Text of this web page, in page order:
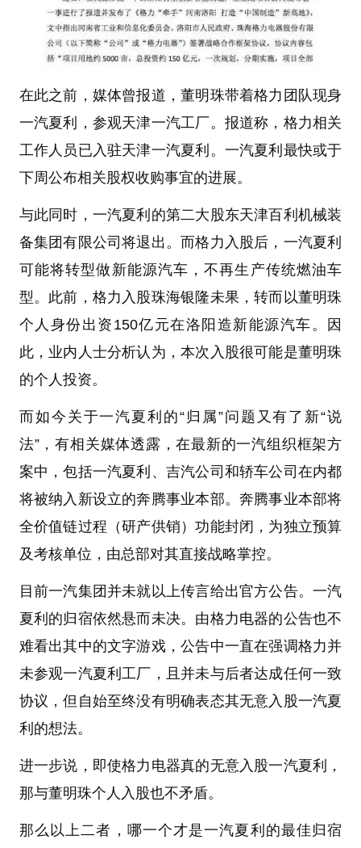
在此之前，媒体曾报道，董明珠带着格力团队现身
一汽夏利，参观天津一汽工厂。报道称，格力相关
工作人员已入驻天津一汽夏利。一汽夏利最快或于
下周公布相关股权收购事宜的进展。
与此同时，一汽夏利的第二大股东天津百利机械装
备集团有限公司将退出。而格力入股后，一汽夏利
可能将转型做新能源汽车，不再生产传统燃油车
型。此前，格力入股珠海银隆未果，转而以董明珠
个人身份出资150亿元在洛阳造新能源汽车。因
此，业内人士分析认为，本次入股很可能是董明珠
的个人投资。
而如今关于一汽夏利的“归属”问题又有了新“说
法”，有相关媒体透露，在最新的一汽组织框架方
案中，包括一汽夏利、吉汽公司和轿车公司在内都
将被纳入新设立的奔腾事业本部。奔腾事业本部将
全价值链过程（研产供销）功能封闭，为独立预算
及考核单位，由总部对其直接战略掌控。
目前一汽集团并未就以上传言给出官方公告。一汽
夏利的归宿依然悬而未决。由格力电器的公告也不
难看出其中的文字游戏，公告中一直在强调格力并
未参观一汽夏利工厂，且并未与后者达成任何一致
协议，但自始至终没有明确表态其无意入股一汽夏
利的想法。
进一步说，即使格力电器真的无意入股一汽夏利，
那与董明珠个人入股也不矛盾。
那么以上二者，哪一个才是一汽夏利的最佳归宿